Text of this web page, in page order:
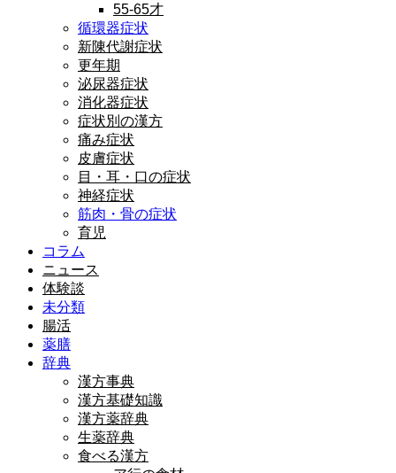
55-65才
循環器症状
新陳代謝症状
更年期
泌尿器症状
消化器症状
症状別の漢方
痛み症状
皮膚症状
目・耳・口の症状
神経症状
筋肉・骨の症状
育児
コラム
ニュース
体験談
未分類
腸活
薬膳
辞典
漢方事典
漢方基礎知識
漢方薬辞典
生薬辞典
食べる漢方